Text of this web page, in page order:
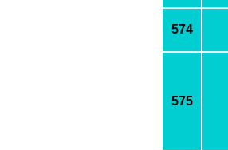
574
575